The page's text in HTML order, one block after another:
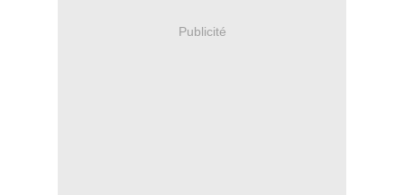
Publicité